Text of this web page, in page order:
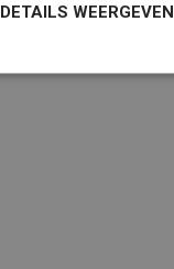
DETAILS WEERGEVEN